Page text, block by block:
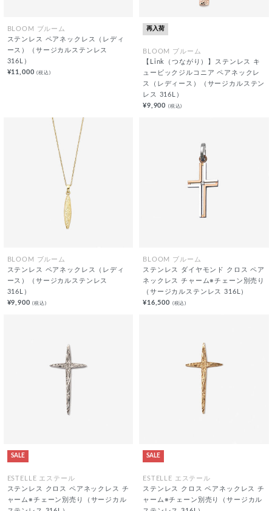
BLOOM ブルーム
ステンレス ペアネックレス（レディ
ース）（サージカルステンレス
316L）
¥11,000(税込)
再入荷
BLOOM ブルーム
【Link（つながり）】ステンレス キ
ュービックジルコニア ペアネックレ
ス（レディース）（サージカルステン
レス 316L）
¥9,900 (税込)
BLOOM ブルーム
ステンレス ペアネックレス（レディ
ース）（サージカルステンレス
316L）
¥9,900(税込)
BLOOM ブルーム
ステンレス ダイヤモンド クロス ペア
ネックレス チャーム※チェーン別売り
（サージカルステンレス 316L）
¥16,500 (税込)
SALE
ESTELLE エステール
ステンレス クロス ペアネックレス チ
ャーム※チェーン別売り（サージカル
SALE
ESTELLE エステール
ステンレス クロス ペアネックレス チ
ャーム※チェーン別売り（サージカル